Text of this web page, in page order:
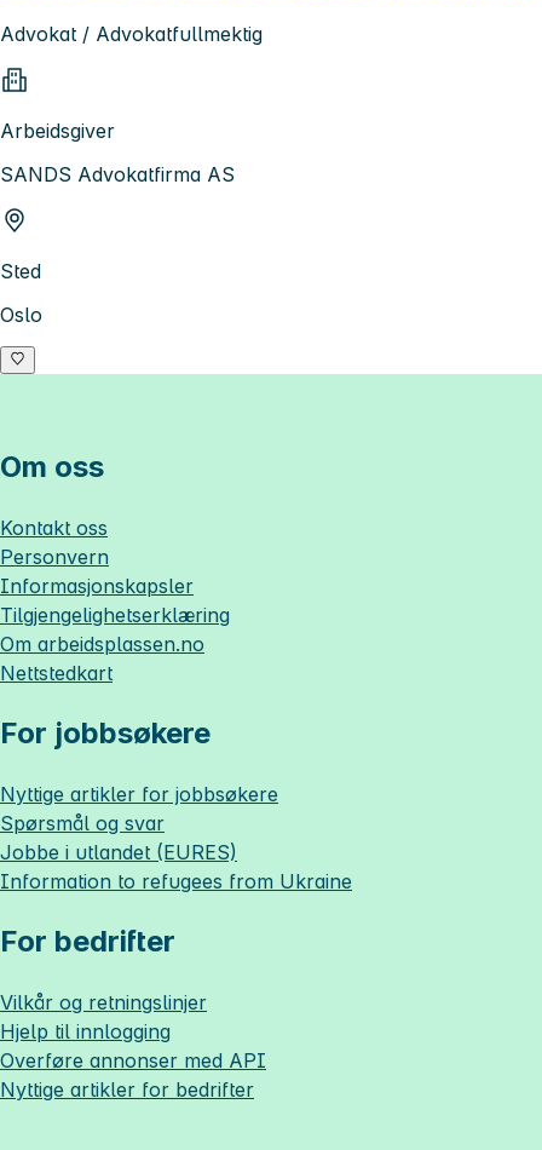
Advokat / Advokatfullmektig
Arbeidsgiver
SANDS Advokatfirma AS
Sted
Oslo
Om oss
Kontakt oss
Personvern
Informasjonskapsler
Tilgjengelighetserklæring
Om arbeidsplassen.no
Nettstedkart
For jobbsøkere
Nyttige artikler for jobbsøkere
Spørsmål og svar
Jobbe i utlandet (EURES)
Information to refugees from Ukraine
For bedrifter
Vilkår og retningslinjer
Hjelp til innlogging
Overføre annonser med API
Nyttige artikler for bedrifter